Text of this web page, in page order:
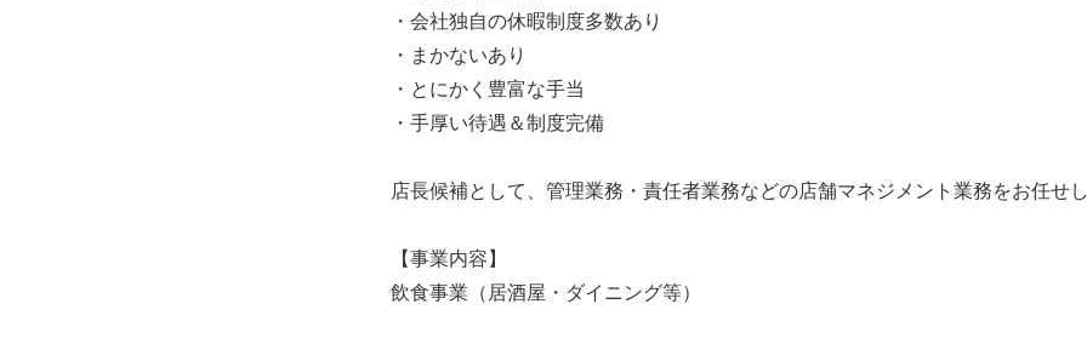
・会社独自の休暇制度多数あり
・まかないあり
・とにかく豊富な手当
・手厚い待遇＆制度完備
店長候補として、管理業務・責任者業務などの店舗マネジメント業務をお任せ
【事業内容】
飲食事業（居酒屋・ダイニング等）